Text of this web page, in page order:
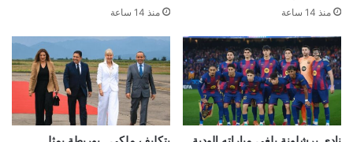
منذ 14 ساعة منذ 14 ساعة